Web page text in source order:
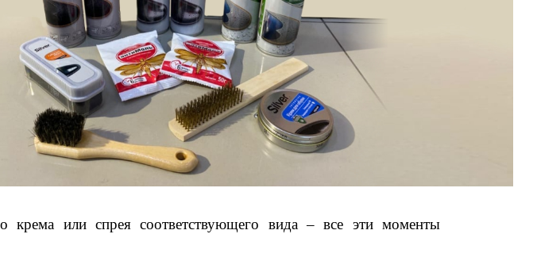
крема или спрея соответствующего вида – все эти моменты